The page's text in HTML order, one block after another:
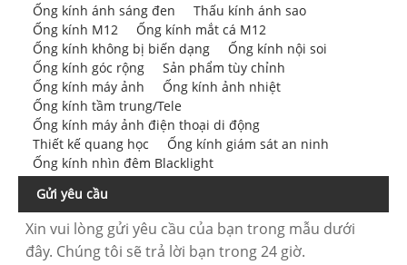
Ống kính ánh sáng đen
Thấu kính ánh sao
Ống kính M12
Ống kính mắt cá M12
Ống kính không bị biến dạng
Ống kính nội soi
Ống kính góc rộng
Sản phẩm tùy chỉnh
Ống kính máy ảnh
Ống kính ảnh nhiệt
Ống kính tầm trung/Tele
Ống kính máy ảnh điện thoại di động
Thiết kế quang học
Ống kính giám sát an ninh
Ống kính nhìn đêm Blacklight
Gửi yêu cầu
Xin vui lòng gửi yêu cầu của bạn trong mẫu dưới
đây. Chúng tôi sẽ trả lời bạn trong 24 giờ.